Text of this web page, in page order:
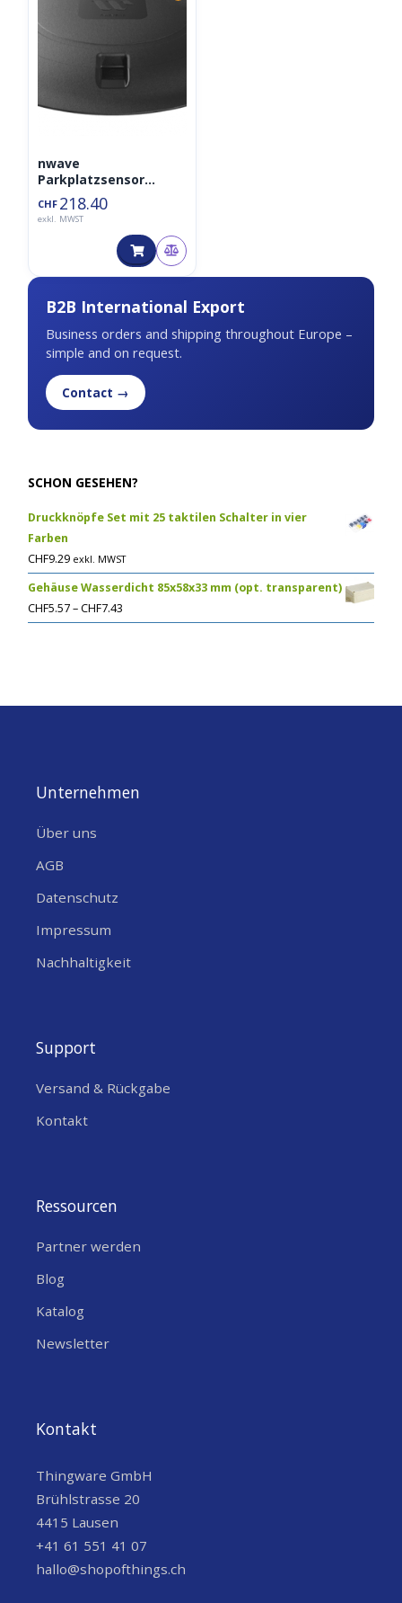
B2B International Export
Business orders and shipping throughout Europe –
simple and on request.
Contact →
SCHON GESEHEN?
Druckknöpfe Set mit 25 taktilen Schalter in vier
Farben
CHF9.29 exkl. MWST
Gehäuse Wasserdicht 85x58x33 mm (opt. transparent)
CHF5.57–CHF7.43
nwave
Parkplatzsensor
Surface Mount
LoraWAN
CHF 218.40
exkl. MWST
Unternehmen
Über uns
AGB
Datenschutz
Impressum
Nachhaltigkeit
Support
Versand & Rückgabe
Kontakt
Ressourcen
Partner werden
Blog
Katalog
Newsletter
Kontakt
Thingware GmbH
Brühlstrasse 20
4415 Lausen
+41 61 551 41 07
hallo@shopofthings.ch